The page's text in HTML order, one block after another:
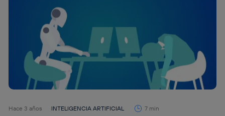
Hace 3 años INTELIGENCIA ARTIFICIAL 7 min